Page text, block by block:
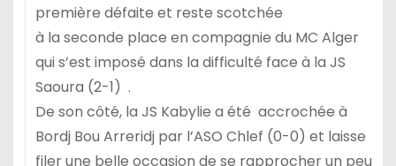
première défaite et reste scotchée
à la seconde place en compagnie du MC Alger
qui s’est imposé dans la difficulté face à la JS
Saoura (2-1) .
De son côté, la JS Kabylie a été accrochée à
Bordj Bou Arreridj par l’ASO Chlef (0-0) et laisse
filer une belle occasion de se rapprocher un peu